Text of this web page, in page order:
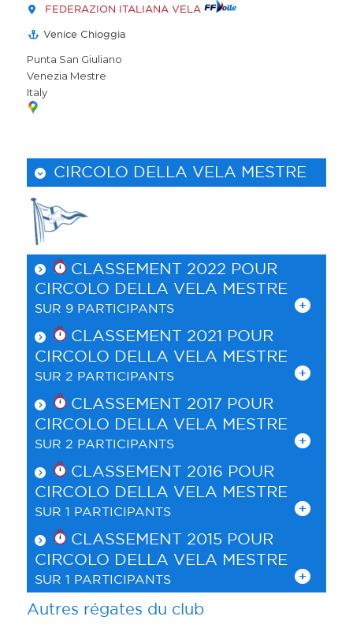
FEDERAZION ITALIANA VELA
Venice Chioggia
Punta San Giuliano
Venezia Mestre
Italy
CIRCOLO DELLA VELA MESTRE
CLASSEMENT 2022 POUR
CIRCOLO DELLA VELA MESTRE
SUR 9 PARTICIPANTS
CLASSEMENT 2021 POUR
CIRCOLO DELLA VELA MESTRE
SUR 2 PARTICIPANTS
CLASSEMENT 2017 POUR
CIRCOLO DELLA VELA MESTRE
SUR 2 PARTICIPANTS
CLASSEMENT 2016 POUR
CIRCOLO DELLA VELA MESTRE
SUR 1 PARTICIPANTS
CLASSEMENT 2015 POUR
CIRCOLO DELLA VELA MESTRE
SUR 1 PARTICIPANTS
Autres régates du club